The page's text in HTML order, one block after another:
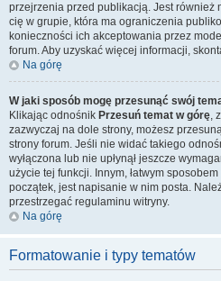
przejrzenia przed publikacją. Jest również
cię w grupie, która ma ograniczenia
konieczności ich akceptowania przez
forum. Aby uzyskać więcej informacji,
Na górę
W jaki sposób mogę przesunąć swój
Klikając odnośnik Przesuń temat w górę,
zazwyczaj na dole strony, możesz
strony forum. Jeśli nie widać takiego
wyłączona lub nie upłynął jeszcze
użycie tej funkcji. Innym, łatwym
początek, jest napisanie w nim posta.
przestrzegać regulaminu witryny.
Na górę
Formatowanie i typy tematów